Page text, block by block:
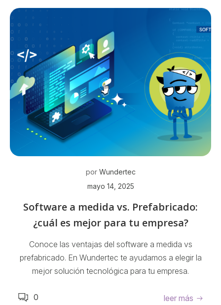
por Wundertec
mayo 14, 2025
Software a medida vs. Prefabricado:
¿cuál es mejor para tu empresa?
Conoce las ventajas del software a medida vs
prefabricado. En Wundertec te ayudamos a elegir la
mejor solución tecnológica para tu empresa.
0 leer más